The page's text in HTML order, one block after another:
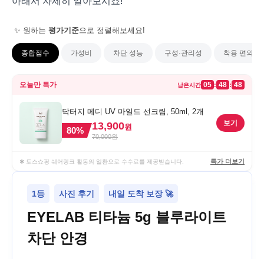
✨ 원하는 평가기준으로 정렬해보세요!
종합점수 가성비 차단 성능 구성·관리성 착용 편의(무
오늘만 특가 남은시간 05 : 48 : 48
닥터지 메디 UV 마일드 선크림, 50ml, 2개
80% 13,900원
70,000원
보기
✱ 토스쇼핑 쉐어링크 활동의 일환으로 수수료를 제공받습니다. 특가 더보기
1등 사진 후기 내일 도착 보장 🚀
EYELAB 티타늄 5g 블루라이트
차단 안경